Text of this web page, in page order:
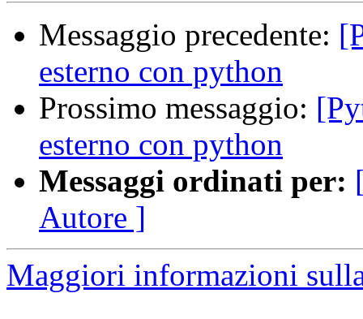
Messaggio precedente:
esterno con python
Prossimo messaggio:
esterno con python
Messaggi ordinati per:
Autore ]
Maggiori informazioni